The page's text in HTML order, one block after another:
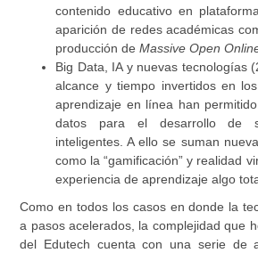
contenido educativo en
aparición de redes académicas
producción deMassive Open
Big Data, IA y nuevas tecnologías
alcance y tiempo invertidos en
aprendizaje en línea han
datos para el desarrollo de
inteligentes. A ello se suman
como la “gamificación” y realidad
experiencia de aprendizaje algo
Como en todos los casos en donde la
a pasos acelerados, la complejidad que
del Edutech cuenta con una serie de